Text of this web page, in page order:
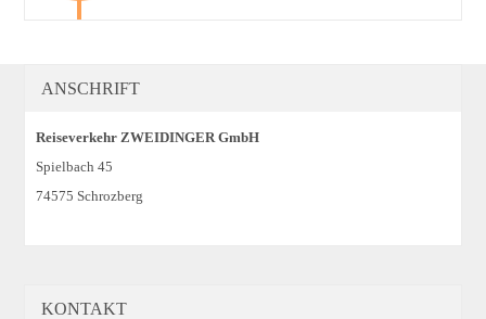
ANSCHRIFT
Reiseverkehr ZWEIDINGER GmbH
Spielbach 45
74575 Schrozberg
KONTAKT